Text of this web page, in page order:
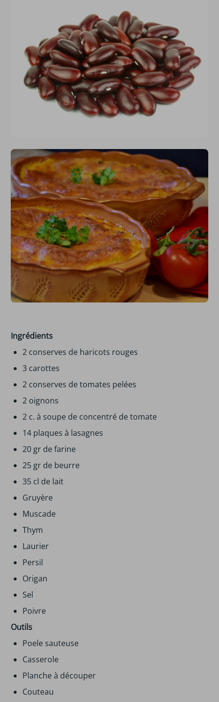
Ingrédients
2 conserves de haricots rouges
3 carottes
2 conserves de tomates pelées
2 oignons
2 c. à soupe de concentré de tomate
14 plaques à lasagnes
20 gr de farine
25 gr de beurre
35 cl de lait
Gruyère
Muscade
Thym
Laurier
Persil
Origan
Sel
Poivre
Outils
Poele sauteuse
Casserole
Planche à découper
Couteau